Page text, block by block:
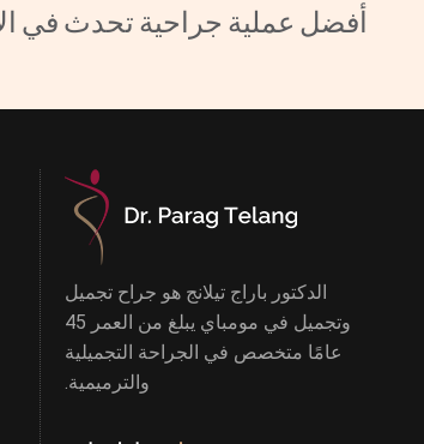
أفضل عملية جراحية تحدث في
الدكتور باراج تيلانج هو جراح تجميل
وتجميل في مومباي يبلغ من العمر 45
عامًا متخصص في الجراحة التجميلية
والترميمية.